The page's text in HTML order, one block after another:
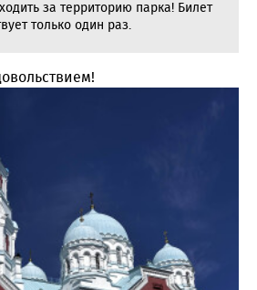
за территорию парка! Билет
только один раз.